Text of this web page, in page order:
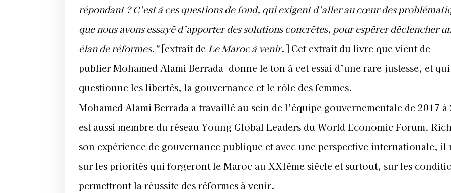
répondant ? C’est à ces questions de fond, qui exigent d’aller au cœur des
que nous avons essayé d’apporter des solutions concrètes, pour espérer déclencher
élan de réformes.”[extrait de Le Maroc à venir.] Cet extrait du livre que vient de
publier Mohamed Alami Berrada donne le ton à cet essai d’une rare justesse, et qui
questionne les libertés, la gouvernance et le rôle des femmes.
Mohamed Alami Berrada a travaillé au sein de l’équipe gouvernementale de 2017
est aussi membre du réseau Young Global Leaders du World Economic Forum.
son expérience de gouvernance publique et avec une perspective internationale, il
sur les priorités qui forgeront le Maroc au XXIème siècle et surtout, sur les
permettront la réussite des réformes à venir.